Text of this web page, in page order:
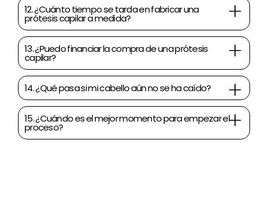
12. ¿Cuánto tiempo se tarda en fabricar una
prótesis capilar a medida?
13. ¿Puedo financiar la compra de una prótesis
capilar?
14. ¿Qué pasa si mi cabello aún no se ha caído?
15. ¿Cuándo es el mejor momento para empezar el
proceso?